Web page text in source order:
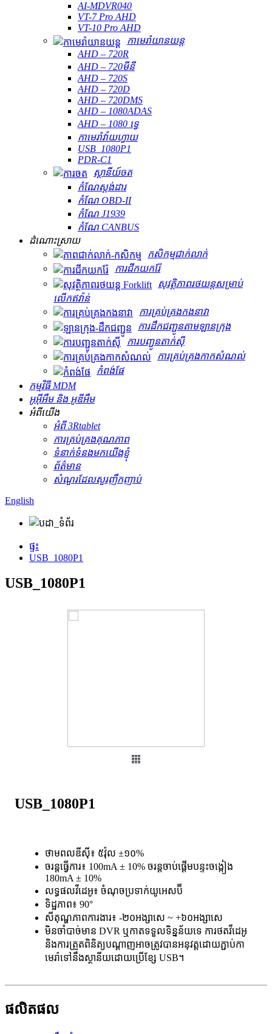
AI-MDVR040
VT-7 Pro AHD
VT-10 Pro AHD
កាមេរ៉ាយានយន្ត
AHD – 720R
AHD – 720មីនី
AHD – 720S
AHD – 720D
AHD – 720DMS
AHD – 1080ADAS
AHD – 1080 ទ្វេ
កាមេរ៉ាវ៉ាយហ្វាយ
USB_1080P1
PDR-C1
ស្ថានីយ៍ចត
កំណែស្តង់ដារ
កំណែ OBD-II
កំណែ J1939
កំណែ CANBUS
ដំណោះស្រាយ
កសិកម្ម​ជាក់លាក់
ការជីកយករ៉ែ
សុវត្ថិភាពរថយន្តសម្រាប់
លើកឥវ៉ាន់
ការគ្រប់គ្រងកងនាវា
ការដឹកជញ្ជូនតាមឡានក្រុង
ការបញ្ជូនតាក់ស៊ី
ការគ្រប់គ្រងកាកសំណល់
កំពង់ផែ
កម្មវិធី MDM
អូអ៊ីអឹម និង អូឌីអឹម
អំពីយើង
អំពី 3Rtablet
ការគ្រប់គ្រងគុណភាព
ទំនាក់ទំនងមកយើងខ្ញុំ
ព័ត៌មាន
សំណួរដែលសួរញឹកញាប់
English
ផ្ទះ
USB_1080P1
USB_1080P1
USB_1080P1
ថាមពលឌីស៊ី៖ ៥វ៉ុល ±១០%
ចរន្តធ្វើការ៖ 100mA ± 10% ចរន្តចាប់ផ្តើមបន្ទះចង្កៀង
180mA ± 10%
លទ្ធផលវីដេអូ៖ ចំណុចប្រទាក់យូអេសប៊ី
ទិដ្ឋភាព៖ 90°
សីតុណ្ហភាពការងារ៖ -២០អង្សាសេ ~ +៦០អង្សាសេ
មិនចាំបាច់មាន DVR ឬកាតទទួលទិន្នន័យទេ ការថតវីដេអូ
និងការត្រួតពិនិត្យបណ្តាញអាចត្រូវបានអនុវត្តដោយភ្ជាប់កា
មេរ៉ាទៅនឹងស្ថានីយដោយប្រើខ្សែ USB។
ផលិតផល